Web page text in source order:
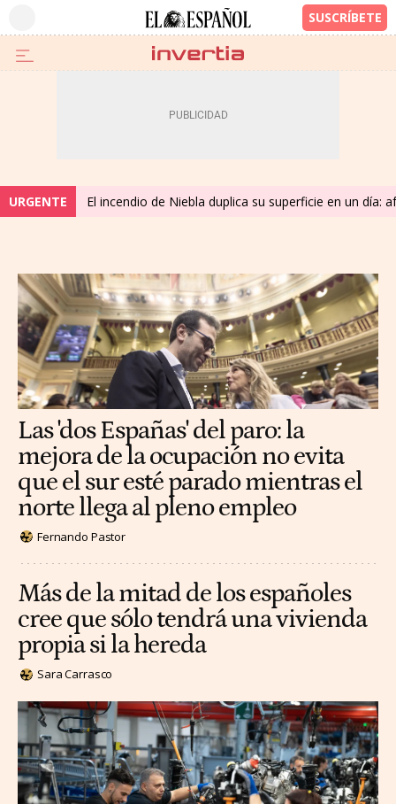
URGENTE El incendio de Niebla duplica su superficie en un día:
Las 'dos Españas' del paro: la
mejora de la ocupación no evita
que el sur esté parado mientras el
norte llega al pleno empleo
Fernando Pastor
Más de la mitad de los españoles
cree que sólo tendrá una vivienda
propia si la hereda
Sara Carrasco